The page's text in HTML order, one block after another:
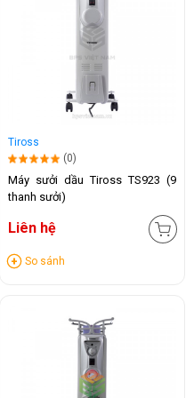
Tiross
(0)
Máy sưởi dầu Tiross TS923 (9
thanh sưởi)
Liên hệ
So sánh